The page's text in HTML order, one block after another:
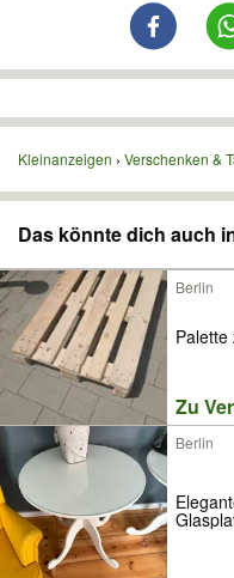
Kleinanzeigen Verschenken &
Das könnte dich auch
Berlin
Palette
Zu
Berlin